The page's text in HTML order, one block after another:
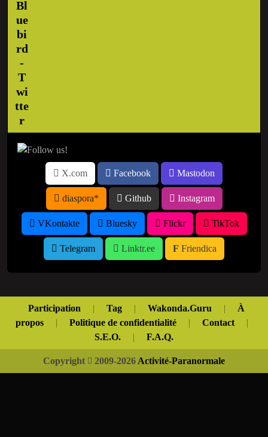
X.com Facebook Mastodon
diaspora* Github Instagram
VKontakte Bluesky Flickr TikTok
Telegram Linktr.ee Friendica
Participation | Tag | Wakonda.Guru |
À
propos
| Politique de confidentialité | Contact
|
S.E.O.
| F.A.Q.
Copyright 2009-2026 Activité-Paranormale